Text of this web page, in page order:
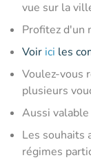
vue sur la
Profitez d'un
Voir ici les
Voulez-vous
plusieurs
Aussi
Les souhaits
régimes